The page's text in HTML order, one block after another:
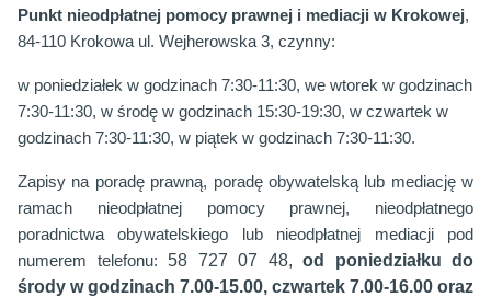
Punkt nieodpłatnej pomocy prawnej i mediacji w Krokowej,
84-110 Krokowa ul. Wejherowska 3, czynny:
w poniedziałek w godzinach 7:30-11:30, we wtorek w godzinach
7:30-11:30, w środę w godzinach 15:30-19:30, w czwartek w
godzinach 7:30-11:30, w piątek w godzinach 7:30-11:30.
Zapisy na poradę prawną, poradę obywatelską lub mediację w
ramach nieodpłatnej pomocy prawnej, nieodpłatnego
poradnictwa obywatelskiego lub nieodpłatnej mediacji pod
numerem telefonu: 58 727 07 48, od poniedziałku do
środy w godzinach 7.00-15.00, czwartek 7.00-16.00 oraz